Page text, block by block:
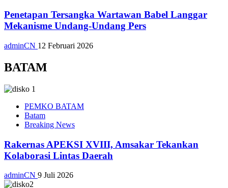
Penetapan Tersangka Wartawan Babel Langgar
Mekanisme Undang-Undang Pers
adminCN 12 Februari 2026
BATAM
PEMKO BATAM
Batam
Breaking News
Rakernas APEKSI XVIII, Amsakar Tekankan
Kolaborasi Lintas Daerah
adminCN 9 Juli 2026